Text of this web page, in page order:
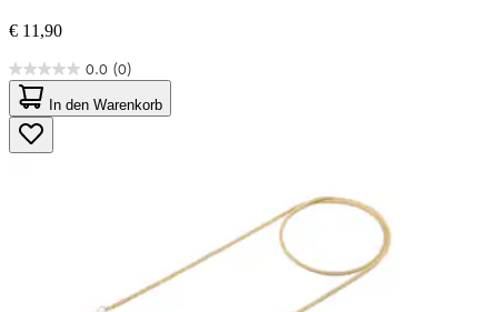
€ 11,90
0.0 (0)
0.0
von
5
Sternen.
In den Warenkorb